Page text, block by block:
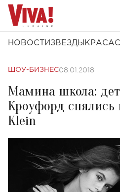
НОВОСТИ ЗВЕЗДЫ КРАСА
ШОУ-БИЗНЕС08.01.2018
Мамина школа:
Кроуфорд снялись
Klein